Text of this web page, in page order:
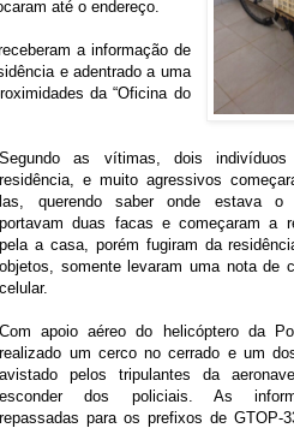
até o endereço.
a informação de
e adentrado a uma
da “Oficina do
Segundo as vítimas, dois indivíduos
residência, e muito agressivos
las, querendo saber onde estava o
portavam duas facas e começaram a
pela a casa, porém fugiram da
objetos, somente levaram uma nota de
celular.
Com apoio aéreo do helicóptero da
realizado um cerco no cerrado e um
avistado pelos tripulantes da
esconder dos policiais. As
repassadas para os prefixos de GTOP-